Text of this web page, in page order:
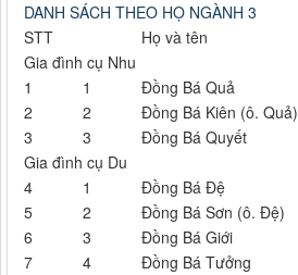
DANH SÁCH THEO HỌ NGÀNH 3
STT
Họ và tên
Gia đình cụ Nhu
1
1
Đồng Bá Quả
2
2
Đồng Bá Kiên (ô. Quả)
3
3
Đồng Bá Quyết
Gia đình cụ Du
4
1
Đồng Bá Đệ
5
2
Đồng Bá Sơn (ô. Đệ)
6
3
Đồng Bá Giới
7
4
Đồng Bá Tưởng